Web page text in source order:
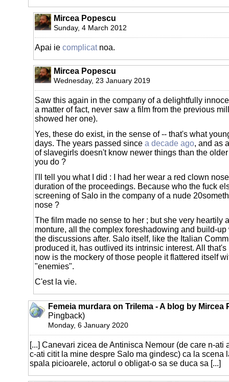
Mircea Popescu
Sunday, 4 March 2012
Apai ie complicatnoa.
Mircea Popescu
Wednesday, 23 January 2019
Saw this again in the company of a delightfully
a matter of fact, never saw a film from the previous
showed her one).
Yes, these do exist, in the sense of -- that's what
days. The years passed since a decade ago, and as
of slavegirls doesn't know newer things than the
you do ?
I'll tell you what I did : I had her wear a red clown
duration of the proceedings. Because who the fuck
screening of Salo in the company of a nude
nose ?
The film made no sense to her ; but she very heartily
monture, all the complex foreshadowing and build-
the discussions after. Salo itself, like the Italian
produced it, has outlived its intrinsic interest. All
now is the mockery of those people it flattered itself
"enemies".
C'est la vie.
Femeia murdara on Trilema - A blog by Mircea
Pingback)
Monday, 6 January 2020
[...] Canevari zicea de Antinisca Nemour (de care n-ati
c-ati citit la mine despre Salo ma gindesc) ca la scena
spala picioarele, actorul o obligat-o sa se duca sa [...]